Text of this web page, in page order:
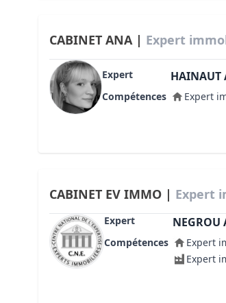
CABINET ANA | Expert
Expert HAINAUT
Compétences Expert
CABINET EV IMMO | Expert
Expert NEGROU
Compétences
Expert
Expert